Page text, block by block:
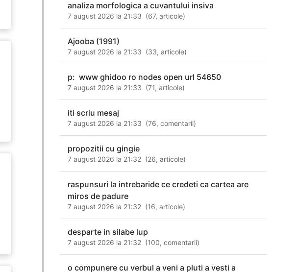
analiza morfologica a cuvantului insiva
7 august 2026 la 21:33 (67,articole)
Ajooba (1991)
7 august 2026 la 21:33 (33,articole)
​p: ​ ww​w g​hid​oo ​ro ​nod​es ​ope​n u​rl ​546​50
7 august 2026 la 21:33 (71,articole)
iti scriu mesaj
7 august 2026 la 21:33 (76,comentarii)
propozitii cu gingie
7 august 2026 la 21:32 (26,articole)
raspunsuri la intrebaride ce credeti ca cartea are
miros de padure
7 august 2026 la 21:32 (16,articole)
desparte in silabe lup
7 august 2026 la 21:32 (100,comentarii)
o compunere cu verbul a veni a pluti a vesti a